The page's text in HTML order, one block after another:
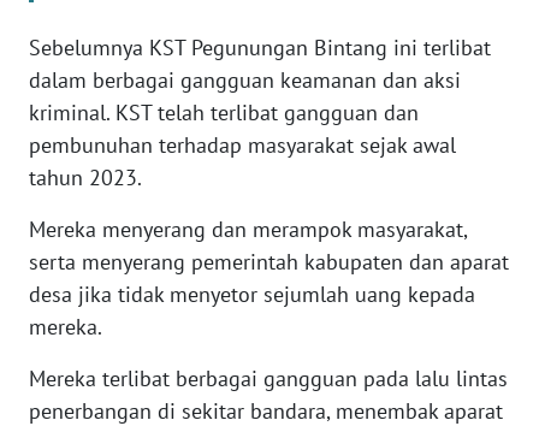
Sebelumnya KST Pegunungan Bintang ini terlibat
dalam berbagai gangguan keamanan dan aksi
kriminal. KST telah terlibat gangguan dan
pembunuhan terhadap masyarakat sejak awal
tahun 2023.
Mereka menyerang dan merampok masyarakat,
serta menyerang pemerintah kabupaten dan aparat
desa jika tidak menyetor sejumlah uang kepada
mereka.
Mereka terlibat berbagai gangguan pada lalu lintas
penerbangan di sekitar bandara, menembak aparat
WN
RIAU
WN
WN
WN
SULTRA
WN